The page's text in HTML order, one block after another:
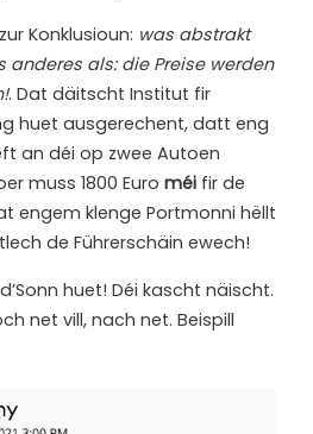
Konklusioun: was abstrakt
anderes als: die Preise werden
. Dat däitscht Institut fir
huet ausgerechent, datt eng
an déi op zwee Autoen
muss 1800 Euro méi fir de
engem klenge Portmonni hëllt
de Führerschäin ewech!
huet! Déi kascht näischt.
net vill, nach net. Beispill